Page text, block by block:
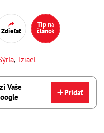
Zdieľať
Tip na
článok
, Izrael
Vaše
Pridať